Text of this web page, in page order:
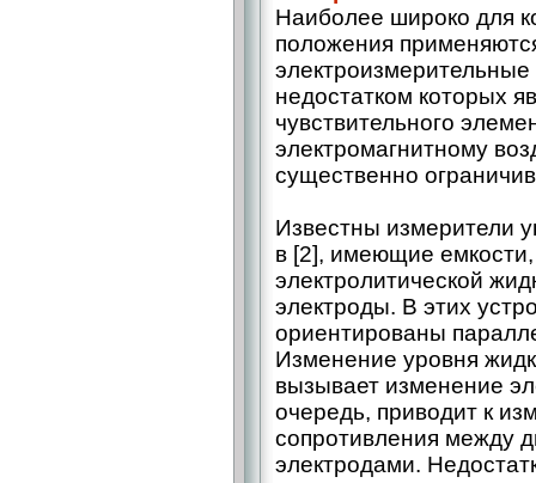
Наиболее широко для
положения
недостатком которых
чувствительного
электромагнитному
существенно
Известны измерители
в [2], имеющие
электролитической
электроды. В этих
ориентированы
Изменение уровня
вызывает изменение
очередь, приводит к
сопротивления между
электродами.